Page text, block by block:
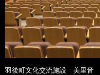
羽後町文化交流施設 美里音